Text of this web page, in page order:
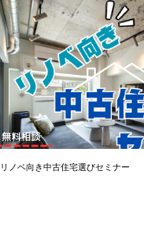
リノベ向き中古住宅選びセミナー